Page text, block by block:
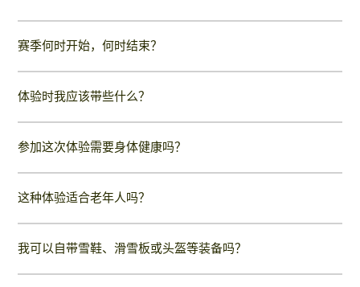
赛季何时开始，何时结束？
体验时我应该带些什么？
参加这次体验需要身体健康吗？
这种体验适合老年人吗？
我可以自带雪鞋、滑雪板或头盔等装备吗？